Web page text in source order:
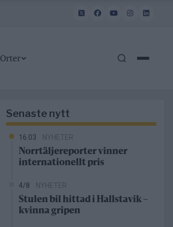
Orter
Senaste nytt
16:03 NYHETER
Norrtäljereporter vinner
internationellt pris
4/8 NYHETER
Stulen bil hittad i Hallstavik –
kvinna gripen